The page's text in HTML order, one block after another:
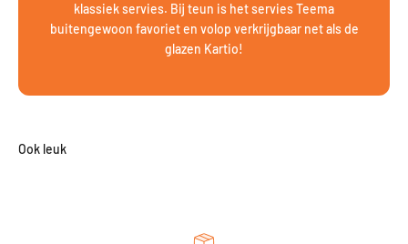
klassiek servies. Bij teun is het servies Teema
buitengewoon favoriet en volop verkrijgbaar net als de
glazen Kartio!